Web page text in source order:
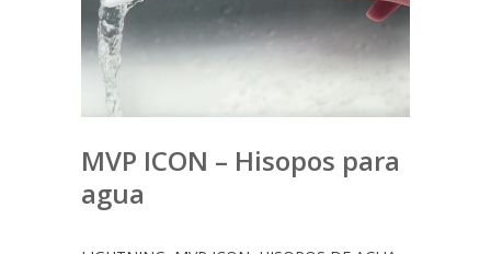
MVP ICON – Hisopos para
agua